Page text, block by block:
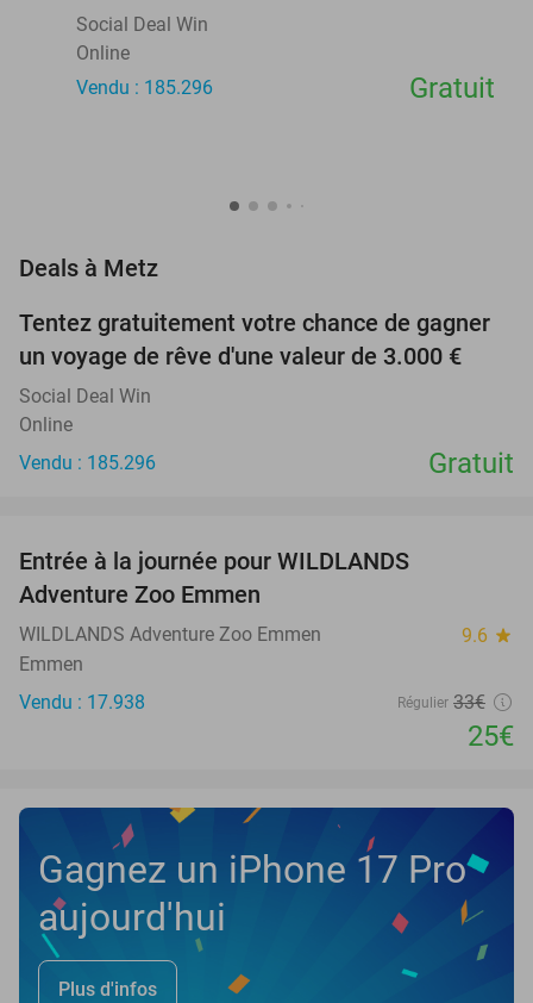
Social Deal Win
Online
Vendu : 185.296
Gratuit
Deals à Metz
Tentez gratuitement votre chance de gagner
un voyage de rêve d'une valeur de 3.000 €
Social Deal Win
Online
Vendu : 185.296
Gratuit
Entrée à la journée pour WILDLANDS
Adventure Zoo Emmen
WILDLANDS Adventure Zoo Emmen 9.6 star
Emmen
Vendu : 17.938
Régulier 33€
25€
Gagnez un iPhone 17 Pro
aujourd'hui
Plus d'infos